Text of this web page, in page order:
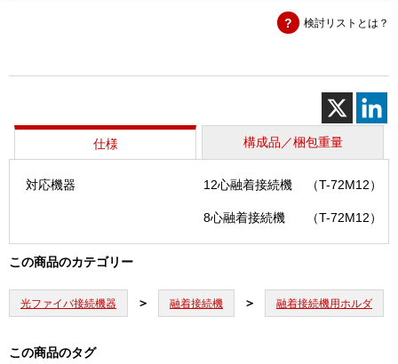
（FHM-
検討リストとは？
仕様 構成品／梱包重量
対応機器 12心融着接続機 （T-72M12）
8心融着接続機 （T-72M12）
この商品のカテゴリー
光ファイバ接続機器 融着接続機 融着接続機用ホルダ
この商品のタグ